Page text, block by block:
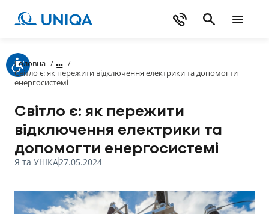
Головна /
/
Світло є: як пережити відключення електрики та допомогти
енергосистемі
Світло є: як пережити
відключення електрики та
допомогти енергосистемі
Я та УНІКА27.05.2024